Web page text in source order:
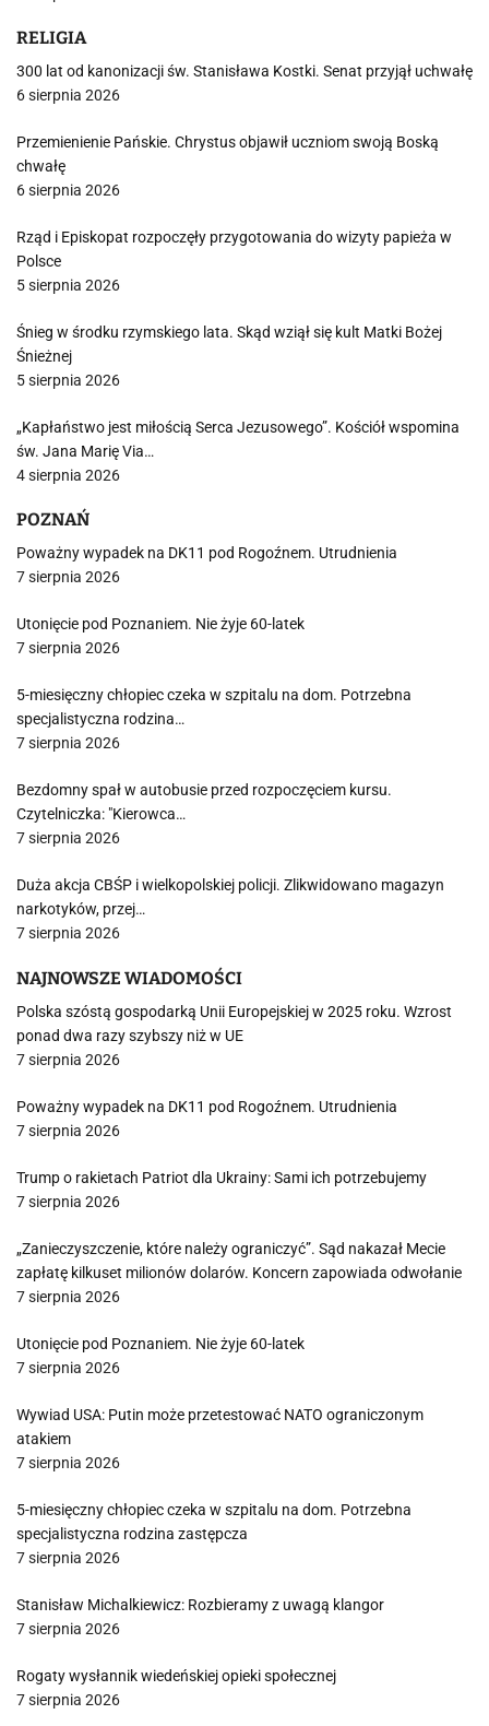
RELIGIA
300 lat od kanonizacji św. Stanisława Kostki. Senat przyjął uchwałę
6 sierpnia 2026
Przemienienie Pańskie. Chrystus objawił uczniom swoją Boską
chwałę
6 sierpnia 2026
Rząd i Episkopat rozpoczęły przygotowania do wizyty papieża w
Polsce
5 sierpnia 2026
Śnieg w środku rzymskiego lata. Skąd wziął się kult Matki Bożej
Śnieżnej
5 sierpnia 2026
„Kapłaństwo jest miłością Serca Jezusowego”. Kościół wspomina
św. Jana Marię Via…
4 sierpnia 2026
POZNAŃ
Poważny wypadek na DK11 pod Rogoźnem. Utrudnienia
7 sierpnia 2026
Utonięcie pod Poznaniem. Nie żyje 60-latek
7 sierpnia 2026
5-miesięczny chłopiec czeka w szpitalu na dom. Potrzebna
specjalistyczna rodzina…
7 sierpnia 2026
Bezdomny spał w autobusie przed rozpoczęciem kursu.
Czytelniczka: "Kierowca…
7 sierpnia 2026
Duża akcja CBŚP i wielkopolskiej policji. Zlikwidowano magazyn
narkotyków, przej…
7 sierpnia 2026
NAJNOWSZE WIADOMOŚCI
Polska szóstą gospodarką Unii Europejskiej w 2025 roku. Wzrost
ponad dwa razy szybszy niż w UE
7 sierpnia 2026
Poważny wypadek na DK11 pod Rogoźnem. Utrudnienia
7 sierpnia 2026
Trump o rakietach Patriot dla Ukrainy: Sami ich potrzebujemy
7 sierpnia 2026
„Zanieczyszczenie, które należy ograniczyć”. Sąd nakazał Mecie
zapłatę kilkuset milionów dolarów. Koncern zapowiada odwołanie
7 sierpnia 2026
Utonięcie pod Poznaniem. Nie żyje 60-latek
7 sierpnia 2026
Wywiad USA: Putin może przetestować NATO ograniczonym
atakiem
7 sierpnia 2026
5-miesięczny chłopiec czeka w szpitalu na dom. Potrzebna
specjalistyczna rodzina zastępcza
7 sierpnia 2026
Stanisław Michalkiewicz: Rozbieramy z uwagą klangor
7 sierpnia 2026
Rogaty wysłannik wiedeńskiej opieki społecznej
7 sierpnia 2026